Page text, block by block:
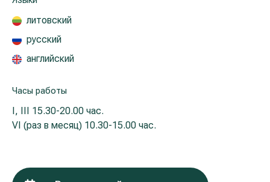
литовский
русский
английский
Часы работы
I, III
15.30-20.00 час.
VI (раз в месяц) 10.30-15.00 час.
Все услуги